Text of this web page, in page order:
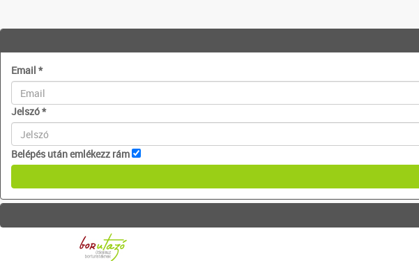
Email *
Jelszó*
Belépés után emlékezz rám